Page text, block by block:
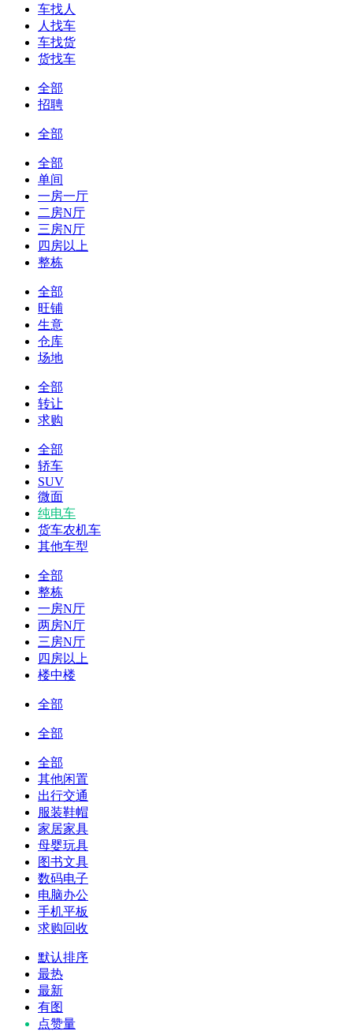
车找人
人找车
车找货
货找车
全部
招聘
全部
全部
单间
一房一厅
二房N厅
三房N厅
四房以上
整栋
全部
旺铺
生意
仓库
场地
全部
转让
求购
全部
轿车
SUV
微面
纯电车
货车农机车
其他车型
全部
整栋
一房N厅
两房N厅
三房N厅
四房以上
楼中楼
全部
全部
全部
其他闲置
出行交通
服装鞋帽
家居家具
母婴玩具
图书文具
数码电子
电脑办公
手机平板
求购回收
默认排序
最热
最新
有图
点赞量